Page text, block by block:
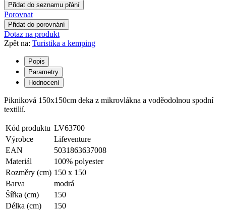
Přidat do seznamu přání
Porovnat
Přidat do porovnání
Dotaz na produkt
Zpět na: Turistika a kemping
Popis
Parametry
Hodnocení
Pikniková 150x150cm deka z mikrovlákna a voděodolnou spodní
textilií.
Kód produktu LV63700
Výrobce
Lifeventure
EAN
5031863637008
Materiál
100% polyester
Rozměry (cm) 150 x 150
Barva
modrá
Šířka (cm)
150
Délka (cm)
150